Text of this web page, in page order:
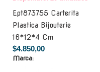
Ept873755 Carterita
Plastica Bijouterie
16*12*4 Cm
$4.850,00
Marca: